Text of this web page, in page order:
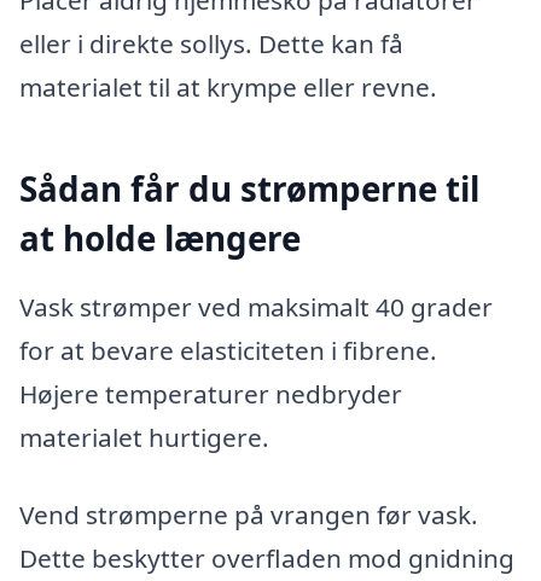
eller i direkte sollys. Dette kan få
materialet til at krympe eller revne.
Sådan får du strømperne til
at holde længere
Vask strømper ved maksimalt 40 grader
for at bevare elasticiteten i fibrene.
Højere temperaturer nedbryder
materialet hurtigere.
Vend strømperne på vrangen før vask.
Dette beskytter overfladen mod gnidning